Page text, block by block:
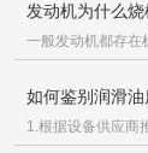
发动机为什么烧
一般发动机都存在
如何鉴别润滑油
1.根据设备供应商